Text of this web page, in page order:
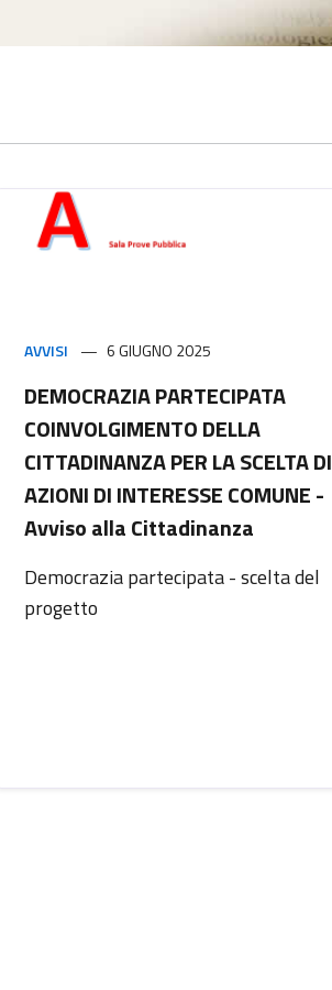
AVVISI 6 GIUGNO 2025
DEMOCRAZIA PARTECIPATA
COINVOLGIMENTO DELLA
CITTADINANZA PER LA SCELTA DI
AZIONI DI INTERESSE COMUNE -
Avviso alla Cittadinanza
Democrazia partecipata - scelta del
progetto